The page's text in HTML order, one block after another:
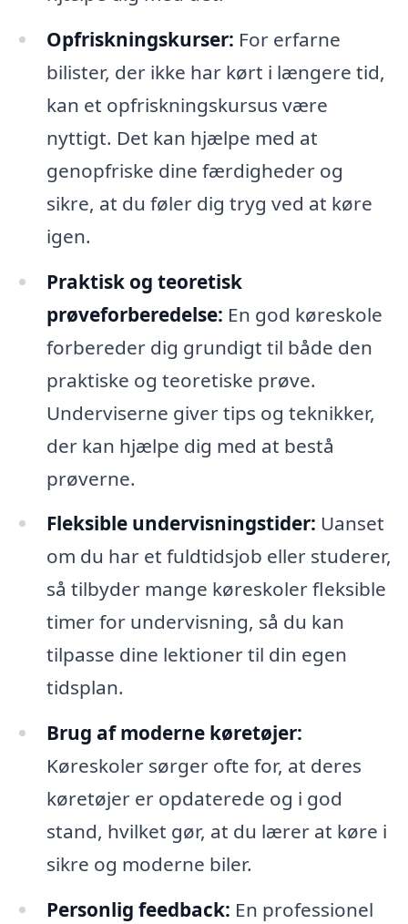
Opfriskningskurser: For erfarne
bilister, der ikke har kørt i længere tid,
kan et opfriskningskursus være
nyttigt. Det kan hjælpe med at
genopfriske dine færdigheder og
sikre, at du føler dig tryg ved at køre
igen.
Praktisk og teoretisk
prøveforberedelse: En god køreskole
forbereder dig grundigt til både den
praktiske og teoretiske prøve.
Underviserne giver tips og teknikker,
der kan hjælpe dig med at bestå
prøverne.
Fleksible undervisningstider: Uanset
om du har et fuldtidsjob eller studerer,
så tilbyder mange køreskoler fleksible
timer for undervisning, så du kan
tilpasse dine lektioner til din egen
tidsplan.
Brug af moderne køretøjer:
Køreskoler sørger ofte for, at deres
køretøjer er opdaterede og i god
stand, hvilket gør, at du lærer at køre i
sikre og moderne biler.
Personlig feedback: En professionel